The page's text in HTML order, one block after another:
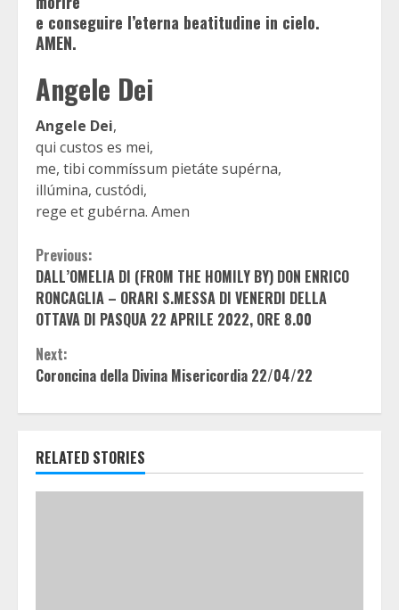
e conseguire l’eterna beatitudine in cielo.
AMEN.
Angele Dei
Angele Dei,
qui custos es mei,
me, tibi commíssum pietáte supérna,
illúmina, custódi,
rege et gubérna. Amen
Continue
Reading
Previous:
DALL’OMELIA DI (FROM THE HOMILY BY) DON ENRICO
RONCAGLIA – ORARI S.MESSA DI VENERDI DELLA
OTTAVA DI PASQUA 22 APRILE 2022, ORE 8.00
Next:
Coroncina della Divina Misericordia 22/04/22
RELATED STORIES